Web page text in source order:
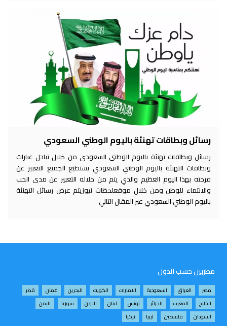
رسائل وبطاقات تهنئة باليوم الوطني السعودي
رسائل وبطاقات تهنئة باليوم الوطني السعودي من خلال تبادل عبارات
وبطاقات التهنئة باليوم الوطني السعودي يستطيع الجميع التعبير عن
فرحته بهذا اليوم العظيم والذي يتم من خلاله التعبير عن مدى الحب
والانتماء للوطن ومن خلال موقعلحظات نيوزيتم عرض رسائل التهنئة
باليوم الوطني السعودي عبر المقال التالي
مطربين حسب الدول
مصر العراق السعودية الامارات الكويت البحرين عُمان
قطر
الخليج
المغرب الجزائر تونس لبنان الاردن سوريا
اليمن
السودان
فلسطين ليبيا تركيا